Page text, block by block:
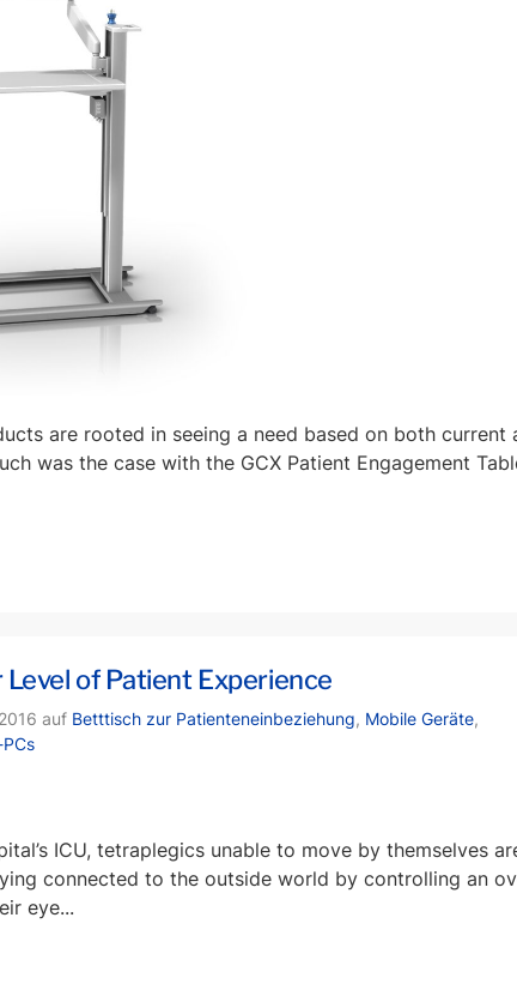
are rooted in seeing a need based on both current
was the case with the GCX Patient Engagement
Level of Patient Experience
auf Betttisch zur Patienteneinbeziehung, Mobile Geräte,
ICU, tetraplegics unable to move by themselves
connected to the outside world by controlling an
eye...